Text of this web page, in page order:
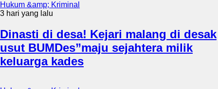
Hukum &amp; Kriminal
3 hari yang lalu
Dinasti di desa! Kejari malang di desak
usut BUMDes”maju sejahtera milik
keluarga kades